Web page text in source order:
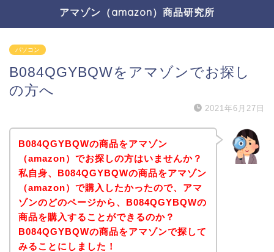
アマゾン（amazon）商品研究所
パソコン
B084QGYBQWをアマゾンでお探し
の方へ
2021年6月27日
B084QGYBQWの商品をアマゾン
（amazon）でお探しの方はいませんか？
私自身、B084QGYBQWの商品をアマゾン
（amazon）で購入したかったので、アマ
ゾンのどのページから、B084QGYBQWの
商品を購入することができるのか？
B084QGYBQWの商品をアマゾンで探して
みることにしました！